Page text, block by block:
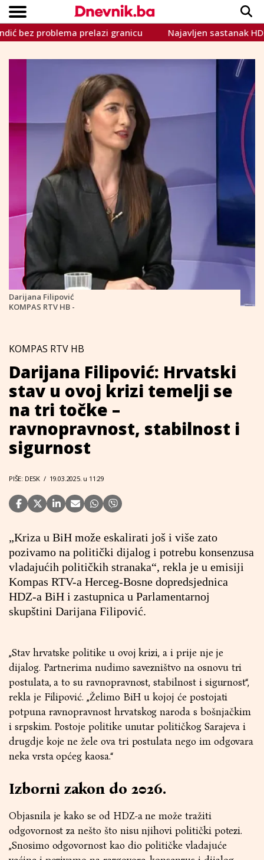
VIJESTI
SPORT
INTERVIEW
TEME
CRNA KRONIKA
LIFESTYLE
Copyright © Dnevnik.ba 2023.
prelazi granicu Najavljen sastanak HDZ-a i
Darijana Filipović
KOMPAS RTV HB -
KOMPAS RTV HB
Darijana Filipović: Hrvatski
stav u ovoj krizi temelji se
na tri točke –
ravnopravnost, stabilnost i
sigurnost
PIŠE: DESK / 19.03.2025. u 11:29
„Kriza u BiH može eskalirati još i više zato
pozivamo na politički dijalog i potrebu konsenzusa
vladajućih političkih stranaka“, rekla je u emisiji
Kompas RTV-a Herceg-Bosne dopredsjednica
HDZ-a BiH i zastupnica u Parlamentarnoj
skupštini Darijana Filipović.
„Stav hrvatske politike u ovoj krizi, a i prije nje je
dijalog. Partnerima nudimo savezništvo na osnovu tri
postulata, a to su ravnopravnost, stabilnost i sigurnost“,
rekla je Filipović. „Želimo BiH u kojoj će postojati
potpuna ravnopravnost hrvatskog naroda s bošnjačkim
i srpskim. Postoje politike unutar političkog Sarajeva i
drugdje koje ne žele ova tri postulata nego im odgovara
neka vrsta općeg kaosa.“
Izborni zakon do 2026.
Objasnila je kako se od HDZ-a ne može tražiti
odgovornost za nešto što nisu njihovi politički potezi.
„Snosimo odgovornost kao dio političke vladajuće